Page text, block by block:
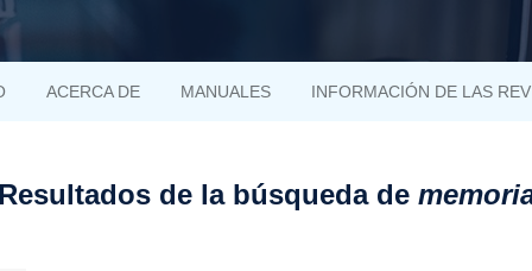
ACERCA DE MANUALES INFORMACIÓN DE LAS
de la búsqueda de